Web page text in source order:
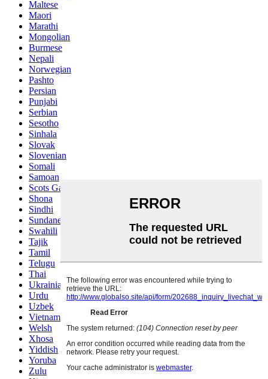
Maltese
Maori
Marathi
Mongolian
Burmese
Nepali
Norwegian
Pashto
Persian
Punjabi
Serbian
Sesotho
Sinhala
Slovak
Slovenian
Somali
Samoan
Scots Gaelic
Shona
Sindhi
Sundanese
Swahili
Tajik
Tamil
Telugu
Thai
Ukrainian
Urdu
Uzbek
Vietnamese
Welsh
Xhosa
Yiddish
Yoruba
Zulu